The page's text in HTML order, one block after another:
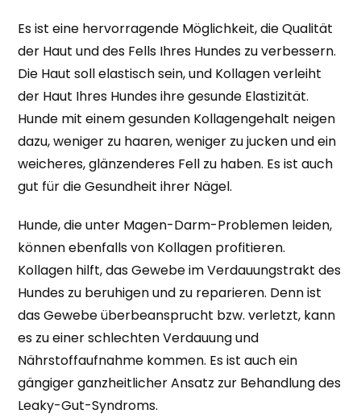
Es ist eine hervorragende Möglichkeit, die Qualität
der Haut und des Fells Ihres Hundes zu verbessern.
Die Haut soll elastisch sein, und Kollagen verleiht
der Haut Ihres Hundes ihre gesunde Elastizität.
Hunde mit einem gesunden Kollagengehalt neigen
dazu, weniger zu haaren, weniger zu jucken und ein
weicheres, glänzenderes Fell zu haben. Es ist auch
gut für die Gesundheit ihrer Nägel.
Hunde, die unter Magen-Darm-Problemen leiden,
können ebenfalls von Kollagen profitieren.
Kollagen hilft, das Gewebe im Verdauungstrakt des
Hundes zu beruhigen und zu reparieren. Denn ist
das Gewebe überbeansprucht bzw. verletzt, kann
es zu einer schlechten Verdauung und
Nährstoffaufnahme kommen. Es ist auch ein
gängiger ganzheitlicher Ansatz zur Behandlung des
Leaky-Gut-Syndroms.